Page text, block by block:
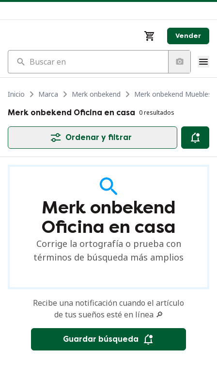
Vender
Buscar en
Inicio Marca Merk onbekend
Merk onbekend Muebles
Merk onbekend Oficina en casa 0 resultados
Ordenar y filtrar
Merk onbekend
Oficina en casa
Corrige la ortografía o prueba con
términos de búsqueda más amplios
Recibe una notificación cuando el artículo
de tus sueños esté en línea 🔎
Guardar búsqueda